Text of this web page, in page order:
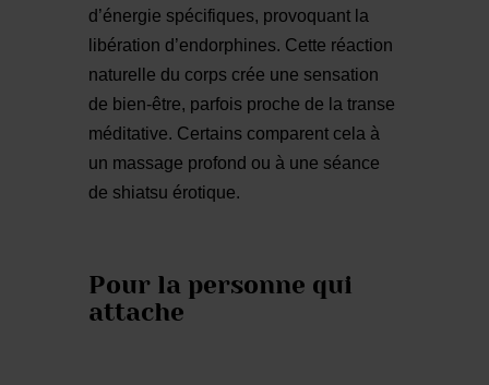
d’énergie spécifiques, provoquant la
libération d’endorphines. Cette réaction
naturelle du corps crée une sensation
de bien-être, parfois proche de la transe
méditative. Certains comparent cela à
un massage profond ou à une séance
de shiatsu érotique.
Pour la personne qui
attache